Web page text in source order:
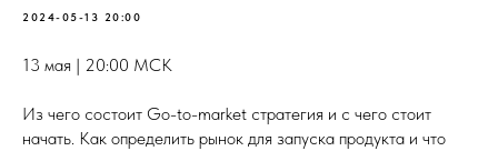
2024-05-13 20:00
13 мая | 20:00 МСК
Из чего состоит Go-to-market стратегия и с чего стоит
начать. Как определить рынок для запуска продукта и что